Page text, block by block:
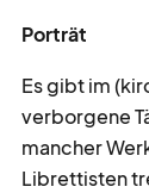
Porträt
Es gibt im
verborgene
mancher
Librettisten